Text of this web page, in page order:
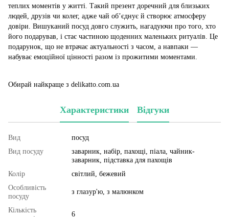
теплих моментів у житті. Такий презент доречний для близьких
людей, друзів чи колег, адже чай об’єднує й створює атмосферу
довіри. Вишуканий посуд довго служить, нагадуючи про того, хто
його подарував, і стає частиною щоденних маленьких ритуалів. Це
подарунок, що не втрачає актуальності з часом, а навпаки —
набуває емоційної цінності разом із прожитими моментами.
Обирай найкраще з delikatto.com.ua
Характеристики Відгуки
Вид
посуд
Вид посуду
заварник, набір, пахощі, піала, чайник-
заварник, підставка для пахощів
Колір
світлий, бежевий
Особливість
посуду
з глазур'ю, з малюнком
Кількість
6